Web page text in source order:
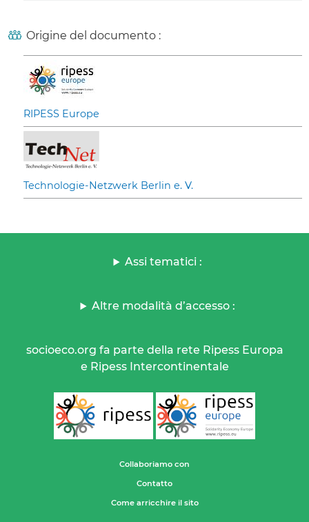
Origine del documento :
RIPESS Europe
Technologie-Netzwerk Berlin e. V.
Assi tematici :
Altre modalità d’accesso :
socioeco.org fa parte della rete Ripess Europa
e Ripess Intercontinentale
Collaboriamo con
Contatto
Come arricchire il sito